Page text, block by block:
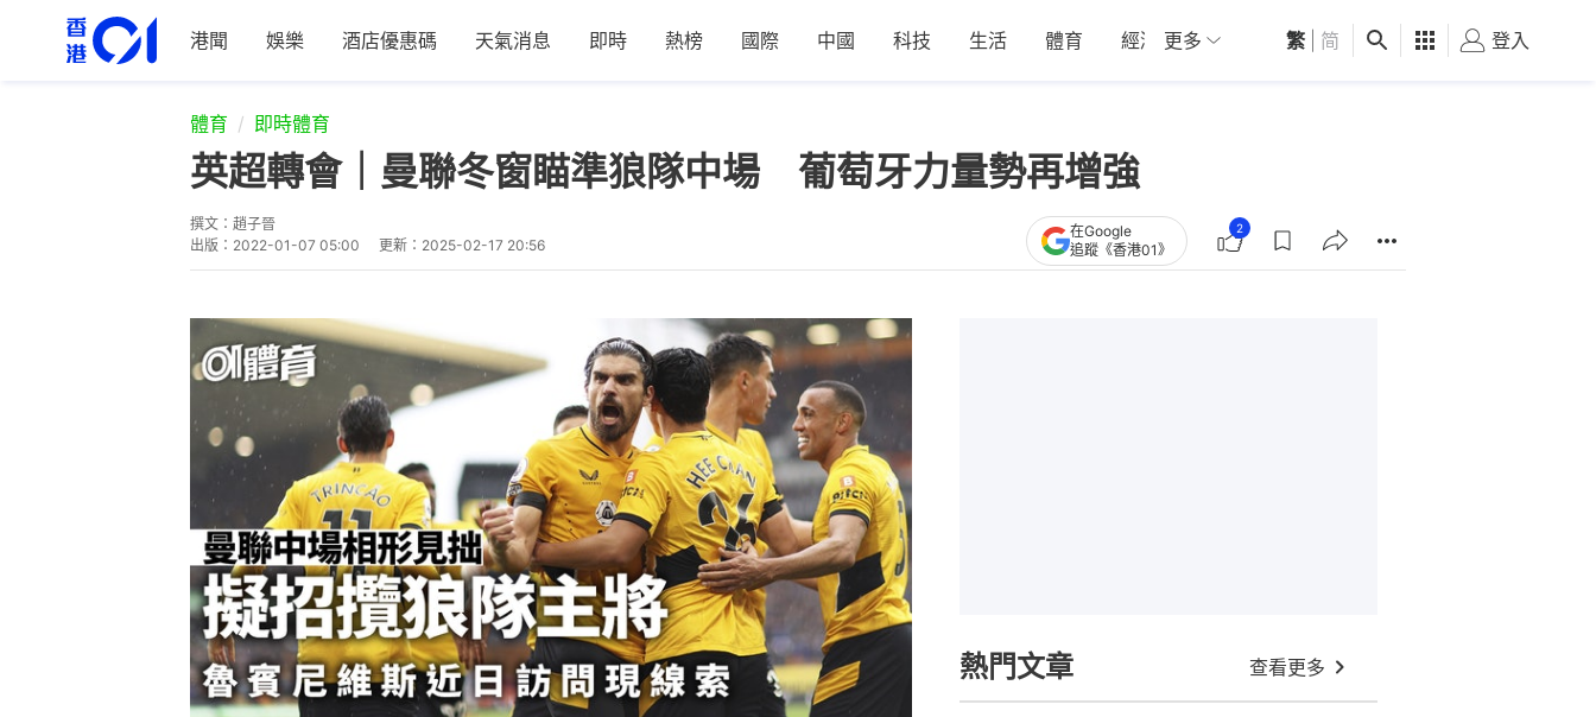
港聞 娛樂 酒店優惠碼 天氣消息 即時 熱榜 國際 中國 科技 生活 體育 經濟 01深圳 觀點 健康 好食玩飛
更多 繁 简 登入
體育 即時體育
英超轉會｜曼聯冬窗瞄準狼隊中場 葡萄牙力量勢再增強
撰文： 趙子晉
出版： 2022-01-07 05:00 更新： 2025-02-17 20:56
在Google
追蹤《香港01》
2
熱門文章 查看更多